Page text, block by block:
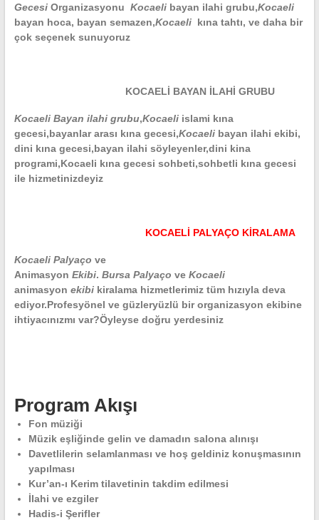
GecesiOrganizasyonu Kocaeli bayan ilahi grubu,Kocaeli
bayan hoca, bayan semazen,Kocaeli kına tahtı, ve daha bir
çok seçenek sunuyoruz
KOCAELİ BAYAN İLAHİ GRUBU
Kocaeli Bayan ilahi grubu,Kocaeli islami kına
gecesi,bayanlar arası kına gecesi,Kocaeli bayan ilahi ekibi,
dini kına gecesi,bayan ilahi söyleyenler,dini kina
programi,Kocaeli kına gecesi sohbeti,sohbetli kına gecesi
ile hizmetinizdeyiz
KOCAELİ PALYAÇO KİRALAMA
Kocaeli Palyaço ve
Animasyon Ekibi. Bursa Palyaço ve Kocaeli
animasyon ekibikiralama hizmetlerimiz tüm hızıyla deva
ediyor.Profesyönel ve güzleryüzlü bir organizasyon ekibine
ihtiyacınızmı var?Öyleyse doğru yerdesiniz
Program Akışı
Fon müziği
Müzik eşliğinde gelin ve damadın salona alınışı
Davetlilerin selamlanması ve hoş geldiniz konuşmasının
yapılması
Kur’an-ı Kerim tilavetinin takdim edilmesi
İlahi ve ezgiler
Hadis-i Şerifler